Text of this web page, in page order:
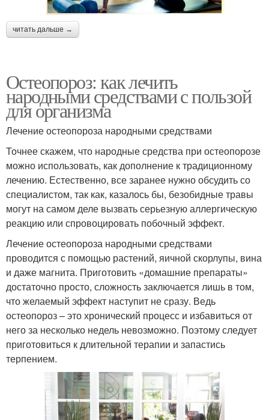
читать дальше →
Остеопороз: как лечить
народными средствами с пользой
для организма
Лечение остеопороза народными средствами
Точнее скажем, что народные средства при остеопорозе
можно использовать, как дополнение к традиционному
лечению. Естественно, все заранее нужно обсудить со
специалистом, так как, казалось бы, безобидные травы
могут на самом деле вызвать серьезную аллергическую
реакцию или спровоцировать побочный эффект.
Лечение остеопороза народными средствами
проводится с помощью растений, яичной скорлупы, вина
и даже магнита. Приготовить «домашние препараты»
достаточно просто, сложность заключается лишь в том,
что желаемый эффект наступит не сразу. Ведь
остеопороз – это хронический процесс и избавиться от
него за несколько недель невозможно. Поэтому следует
приготовиться к длительной терапии и запастись
терпением.